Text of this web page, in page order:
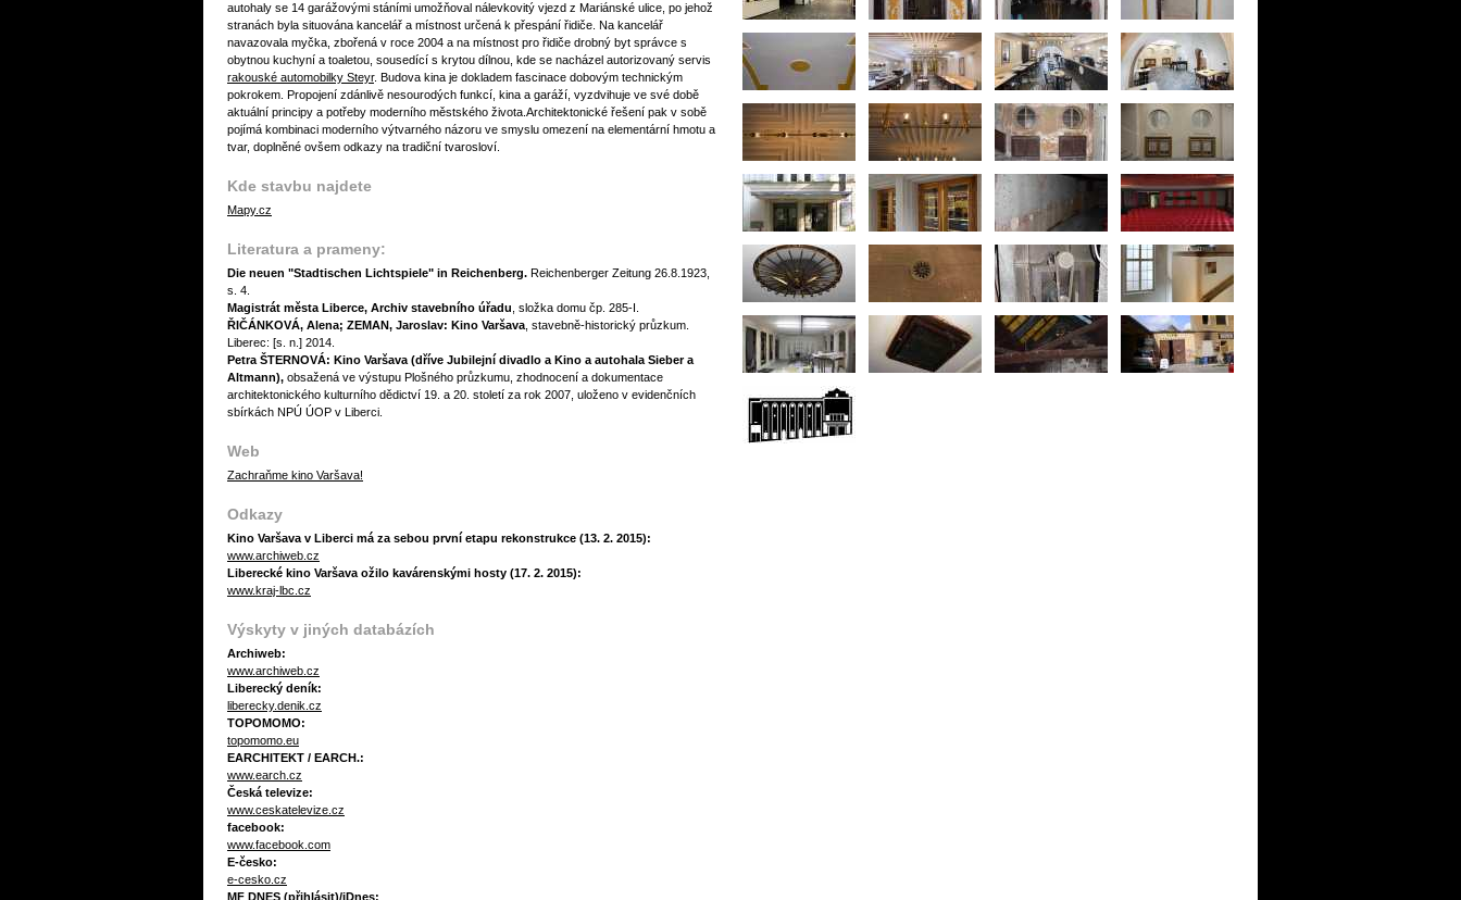
autohaly se 14 garážovými stáními umožňoval nálevkovitý vjezd z Mariánské ulice, po jehož
stranách byla situována kancelář a místnost určená k přespání řidiče. Na kancelář
navazovala myčka, zbořená v roce 2004 a na místnost pro řidiče drobný byt správce s
obytnou kuchyní a toaletou, sousedící s krytou dílnou, kde se nacházel autorizovaný servis
rakouské automobilky Steyr. Budova kina je dokladem fascinace dobovým technickým
pokrokem. Propojení zdánlivě nesourodých funkcí, kina a garáží, vyzdvihuje ve své době
aktuální principy a potřeby moderního městského života.Architektonické řešení pak v sobě
pojímá kombinaci moderního výtvarného názoru ve smyslu omezení na elementární hmotu a
tvar, doplněné ovšem odkazy na tradiční tvarosloví.
Kde stavbu najdete
Mapy.cz
Literatura a prameny:
Die neuen "Stadtischen Lichtspiele" in Reichenberg. Reichenberger Zeitung 26.8.1923,
s. 4.
Magistrát města Liberce, Archiv stavebního úřadu , složka domu čp. 285-I.
ŘIČÁNKOVÁ, Alena; ZEMAN, Jaroslav: Kino Varšava , stavebně-historický průzkum.
Liberec: [s. n.] 2014.
Petra ŠTERNOVÁ: Kino Varšava (dříve Jubilejní divadlo a Kino a autohala Sieber a
Altmann), obsažená ve výstupu Plošného průzkumu, zhodnocení a dokumentace
architektonického kulturního dědictví 19. a 20. století za rok 2007, uloženo v evidenčních
sbírkách NPÚ ÚOP v Liberci.
Web
Zachraňme kino Varšava!
Odkazy
Kino Varšava v Liberci má za sebou první etapu rekonstrukce (13. 2. 2015):
www.archiweb.cz
Liberecké kino Varšava ožilo kavárenskými hosty (17. 2. 2015):
www.kraj-lbc.cz
Výskyty v jiných databázích
Archiweb:
www.archiweb.cz
Liberecký deník:
liberecky.denik.cz
TOPOMOMO:
topomomo.eu
EARCHITEKT / EARCH.:
www.earch.cz
Česká televize:
www.ceskatelevize.cz
facebook:
www.facebook.com
E-česko:
e-cesko.cz
MF DNES (přihlásit)/iDnes: